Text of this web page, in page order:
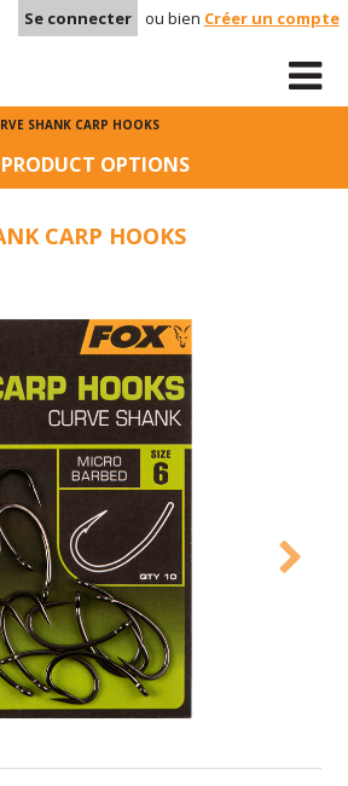
Se connecter ou bien Créer un compte
SHANK CARP HOOKS
PRODUCT OPTIONS
CARP HOOKS